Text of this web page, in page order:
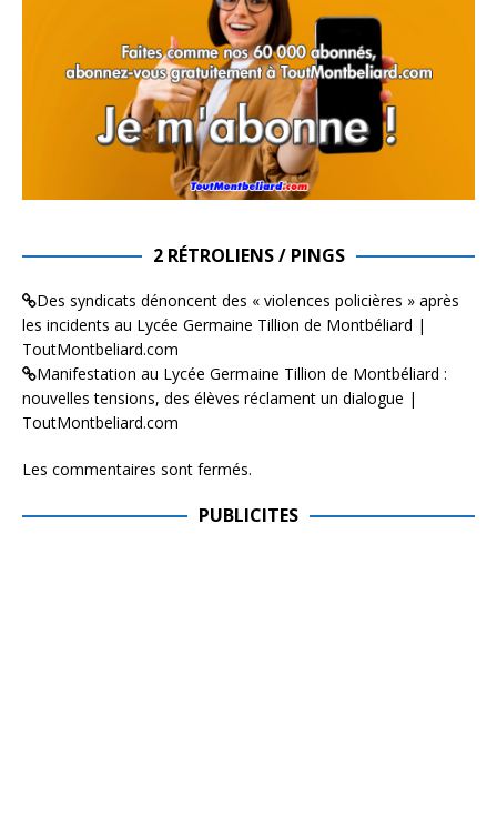
2 RÉTROLIENS / PINGS
Des syndicats dénoncent des « violences policières » après
les incidents au Lycée Germaine Tillion de Montbéliard |
ToutMontbeliard.com
Manifestation au Lycée Germaine Tillion de Montbéliard :
nouvelles tensions, des élèves réclament un dialogue |
ToutMontbeliard.com
Les commentaires sont fermés.
PUBLICITES